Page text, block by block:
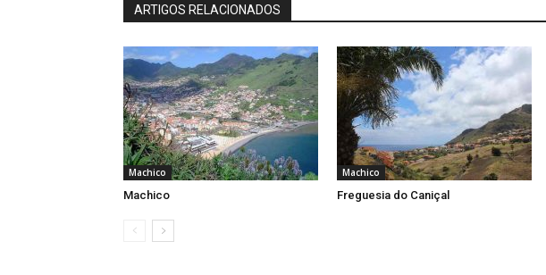
ARTIGOS RELACIONADOS
Machico
Machico
Machico
Freguesia do Caniçal